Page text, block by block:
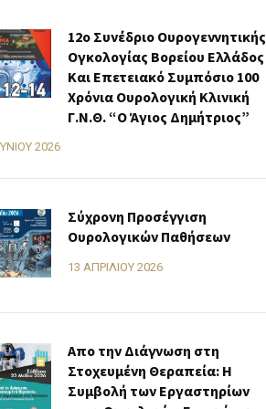
12ο Συνέδριο Ουρογεννητικής
Ογκολογίας Βορείου Ελλάδος
Και Επετειακό Συμπόσιο 100
Χρόνια Ουρολογική Κλινική
Γ.Ν.Θ. “Ο Άγιος Δημήτριος”
2026
Σύχρονη Προσέγγιση
Ουρολογικών Παθήσεων
13 ΑΠΡΙΛΊΟΥ 2026
Απο την Διάγνωση στη
Στοχευμένη Θεραπεία: Η
Συμβολή των Εργαστηρίων